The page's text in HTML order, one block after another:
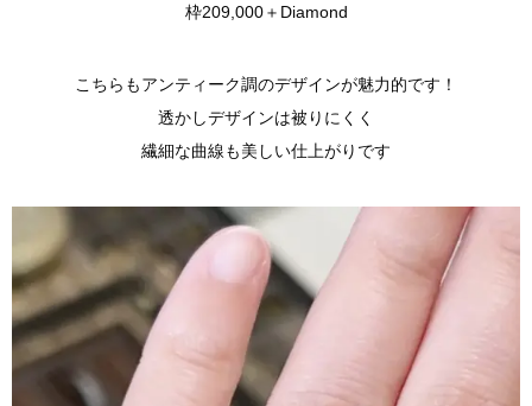
枠209,000＋Diamond
こちらもアンティーク調のデザインが魅力的です！
透かしデザインは被りにくく
繊細な曲線も美しい仕上がりです